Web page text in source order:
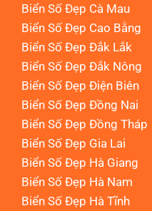
Biển Số Đẹp Cà Mau
Biển Số Đẹp Cao Bằng
Biển Số Đẹp Đắk Lắk
Biển Số Đẹp Đắk Nông
Biển Số Đẹp Điện Biên
Biển Số Đẹp Đồng Nai
Biển Số Đẹp Đồng Tháp
Biển Số Đẹp Gia Lai
Biển Số Đẹp Hà Giang
Biển Số Đẹp Hà Nam
Biển Số Đẹp Hà Tĩnh